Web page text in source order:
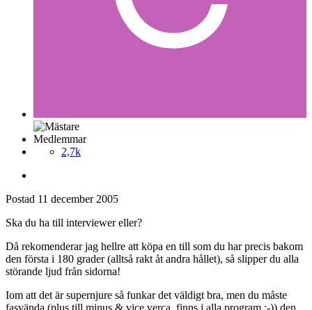
Medlemmar
2,7k
Postad 11 december 2005
Ska du ha till interviewer eller?
Då rekomenderar jag hellre att köpa en till som du har precis bakom
den första i 180 grader (alltså rakt åt andra hållet), så slipper du alla
störande ljud från sidorna!
Iom att det är supernjure så funkar det väldigt bra, men du måste
fasvända (plus till minus & vice verca, finns i alla program :-)) den